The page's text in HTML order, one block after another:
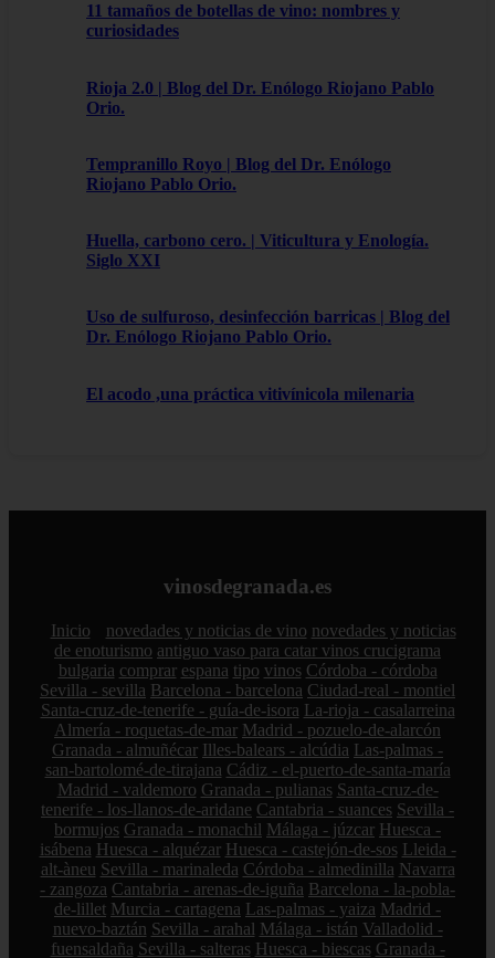
11 tamaños de botellas de vino: nombres y
curiosidades
Rioja 2.0 | Blog del Dr. Enólogo Riojano Pablo
Orio.
Tempranillo Royo | Blog del Dr. Enólogo
Riojano Pablo Orio.
Huella, carbono cero. | Viticultura y Enología.
Siglo XXI
Uso de sulfuroso, desinfección barricas | Blog del
Dr. Enólogo Riojano Pablo Orio.
El acodo ,una práctica vitivínicola milenaria
vinosdegranada.es
Inicio novedades y noticias de vino novedades y noticias
de enoturismo antiguo vaso para catar vinos crucigrama
bulgaria comprar espana tipo vinos Córdoba - córdoba
Sevilla - sevilla Barcelona - barcelona Ciudad-real - montiel
Santa-cruz-de-tenerife - guía-de-isora La-rioja - casalarreina
Almería - roquetas-de-mar Madrid - pozuelo-de-alarcón
Granada - almuñécar Illes-balears - alcúdia Las-palmas -
san-bartolomé-de-tirajana Cádiz - el-puerto-de-santa-maría
Madrid - valdemoro Granada - pulianas Santa-cruz-de-
tenerife - los-llanos-de-aridane Cantabria - suances Sevilla -
bormujos Granada - monachil Málaga - júzcar Huesca -
isábena Huesca - alquézar Huesca - castejón-de-sos Lleida -
alt-àneu Sevilla - marinaleda Córdoba - almedinilla Navarra
- zangoza Cantabria - arenas-de-iguña Barcelona - la-pobla-
de-lillet Murcia - cartagena Las-palmas - yaiza Madrid -
nuevo-baztán Sevilla - arahal Málaga - istán Valladolid -
fuensaldaña Sevilla - salteras Huesca - biescas Granada -